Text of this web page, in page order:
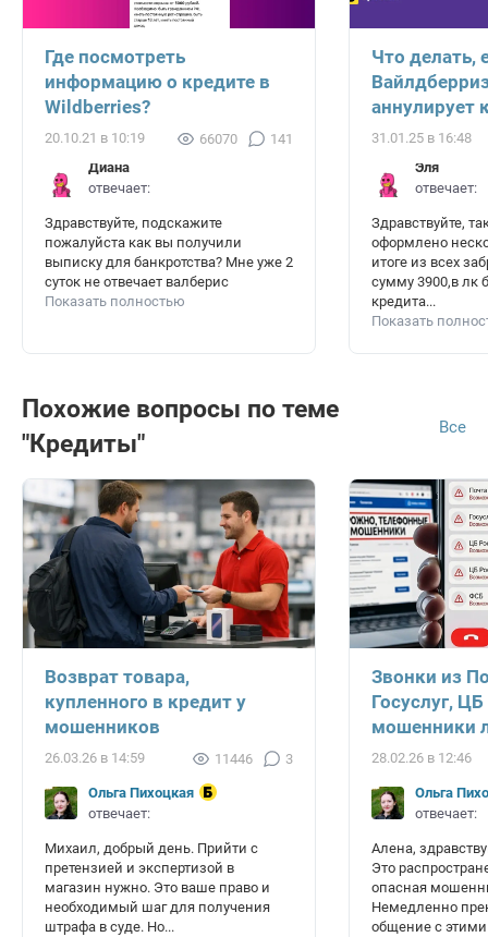
Где посмотреть
информацию о кредите в
Wildberries?
20.10.21 в 10:19 66070
141
Диана
отвечает:
Здравствуйте, подскажите
пожалуйста как вы получили
выписку для банкротства? Мне уже 2
суток не отвечает валберис
Показать полностью
Что делать,
аннулирует
31.01.25 в 16:48
Эля
отвечает:
Здравствуйте,
оформлено
итоге из всех
сумму 3900,в лк
кредита...
Показать
Похожие вопросы по теме
"Кредиты"
Все
Возврат товара,
купленного в кредит у
мошенников
26.03.26 в 14:59 11446 3
Ольга Пихоцкая
отвечает:
Михаил, добрый день. Прийти с
претензией и экспертизой в
магазин нужно. Это ваше право и
необходимый шаг для получения
штрафа в суде. Но...
Звонки из
Госуслуг,
мошенники
28.02.26 в 12:46
Ольга
отвечает:
Алена,
Это
опасная
Немедленно
общение с